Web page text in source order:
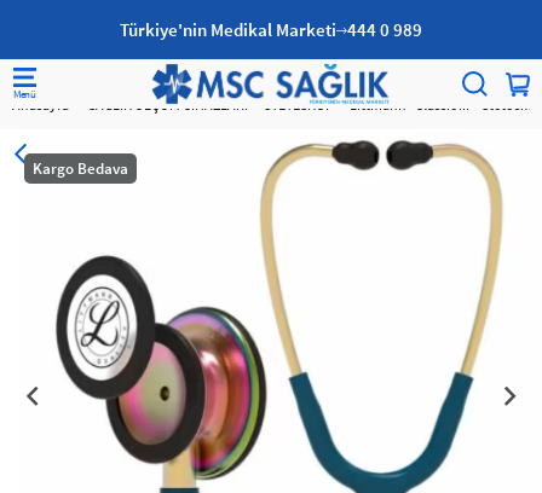
Türkiye'nin Medikal Marketi 444 0 989
Anasayfa SAĞLIK ÖLÇÜM CİHAZLARI STETESKOP Littmann® Classic III™
Kargo Bedava